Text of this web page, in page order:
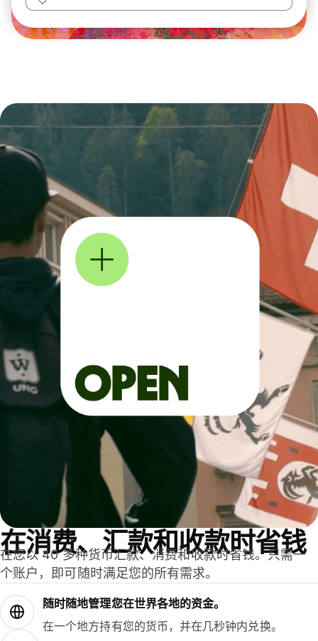
在消费、汇款和收款时省钱
在您以 40 多种货币汇款、消费和收款时省钱。只需一
个账户，即可随时满足您的所有需求。
随时随地管理您在世界各地的资金。
在一个地方持有您的货币，并在几秒钟内兑换。